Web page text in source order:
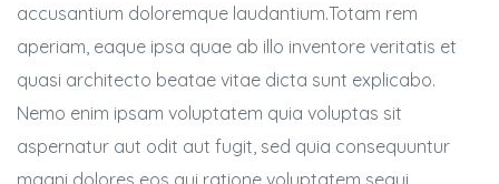
accusantium doloremque laudantium.Totam rem
aperiam, eaque ipsa quae ab illo inventore veritatis et
quasi architecto beatae vitae dicta sunt explicabo.
Nemo enim ipsam voluptatem quia voluptas sit
aspernatur aut odit aut fugit, sed quia consequuntur
magni dolores eos qui ratione voluptatem sequi